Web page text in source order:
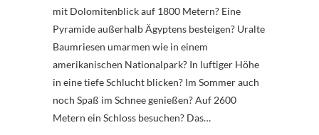
mit Dolomitenblick auf 1800 Metern? Eine
Pyramide außerhalb Ägyptens besteigen? Uralte
Baumriesen umarmen wie in einem
amerikanischen Nationalpark? In luftiger Höhe
in eine tiefe Schlucht blicken? Im Sommer auch
noch Spaß im Schnee genießen? Auf 2600
Metern ein Schloss besuchen? Das…